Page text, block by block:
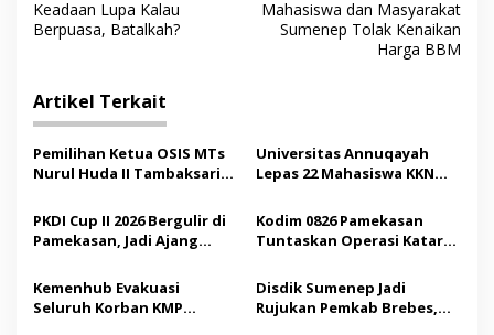
v
g
a
s
i
p
o
s
Keadaan Lupa Kalau
Berpuasa, Batalkah?
Mahasiswa dan Masyarakat
Sumenep Tolak Kenaikan
Harga BBM
Artikel Terkait
Pemilihan Ketua OSIS MTs
Nurul Huda II Tambaksari
Demokrasi bagi Siswa
Universitas Annuqayah
Lepas 22 Mahasiswa KKN
Saudi
PKDI Cup II 2026 Bergulir di
Pamekasan, Jadi Ajang
Madura
Kodim 0826 Pamekasan
Tuntaskan Operasi Katarak
Tindakan Medis
Kemenhub Evakuasi
Seluruh Korban KMP
Disdik Sumenep Jadi
Rujukan Pemkab Brebes,